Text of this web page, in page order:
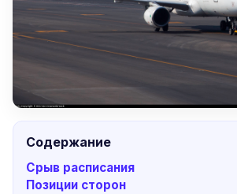
Содержание
Срыв расписания
Позиции сторон